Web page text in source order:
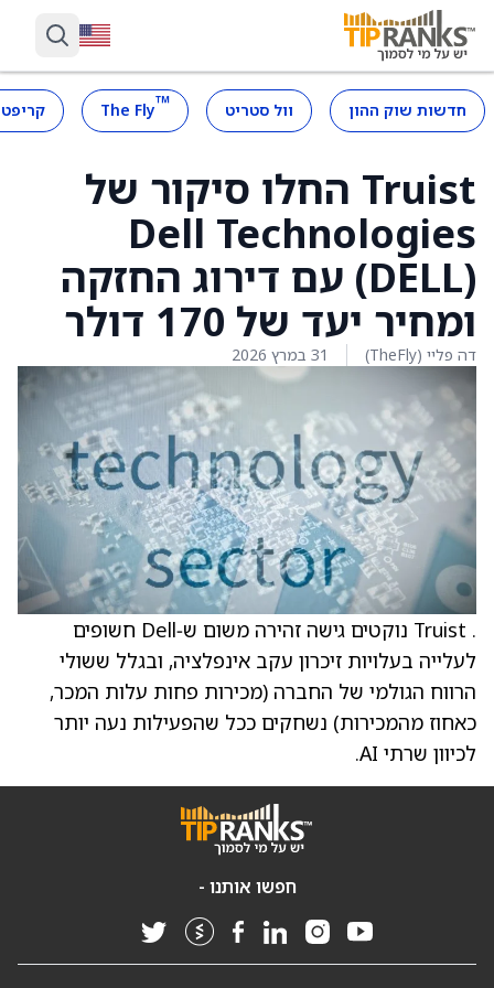
חדשות שוק ההון וול סטריט ™
The Fly
Truist החלו סיקור של
Dell Technologies
‏(DELL) עם דירוג החזקה
ומחיר יעד של 170 דולר
דה פליי (TheFly) 31 במרץ 2026
. Truist נוקטים גישה זהירה משום ש‑Dell חשופים
לעלייה בעלויות זיכרון עקב אינפלציה, ובגלל ששולי
הרווח הגולמי של החברה (מכירות פחות עלות המכר,
כאחוז מהמכירות) נשחקים ככל שהפעילות נעה יותר
לכיוון שרתי AI.
חפשו אותנו -